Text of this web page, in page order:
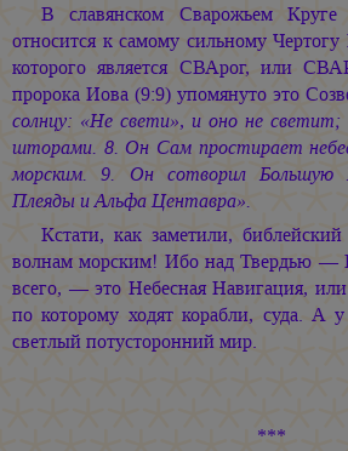
В славянском Сварожьем
относится к самому сильному
которого является СВАрог, или
пророка Иова (9:9) упомянуто это
солнцу: «Не свети», и оно не светит;
шторами. 8. Он Сам простирает
морским. 9. Он сотворил Большую
Плеяды и Альфа Центавра».
Кстати, как заметили,
волнам морским! Ибо над Твердью —
всего, — это Небесная Навигация,
по которому ходят корабли, суда.
светлый потусторонний мир.
***